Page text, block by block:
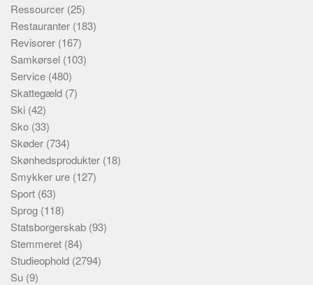
Ressourcer (25)
Restauranter (183)
Revisorer (167)
Samkørsel (103)
Service (480)
Skattegæld (7)
Ski (42)
Sko (33)
Skøder (734)
Skønhedsprodukter (18)
Smykker ure (127)
Sport (63)
Sprog (118)
Statsborgerskab (93)
Stemmeret (84)
Studieophold (2794)
Su (9)